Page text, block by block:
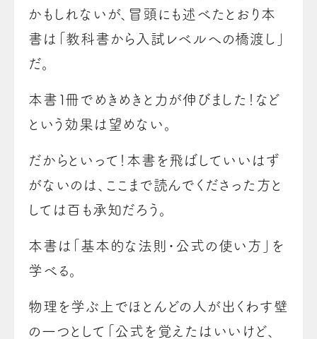
かもしれないが、冒頭にも述べたとおり本
書は「教科書から入試レベルへの橋渡し」
だ。
本書１冊でめきめきと力が伸びました！など
という効果は望めない。
だからといって！本書を飛ばしていいはず
がないのは、ここまで読んでくださった方と
しては百も承知だろう。
本書は「基本的な法則・公式の使い方」を
学べる。
物理を学ぶ上でほとんどの人が出くわす壁
の一つとして「公式を覚えたはいいけど、